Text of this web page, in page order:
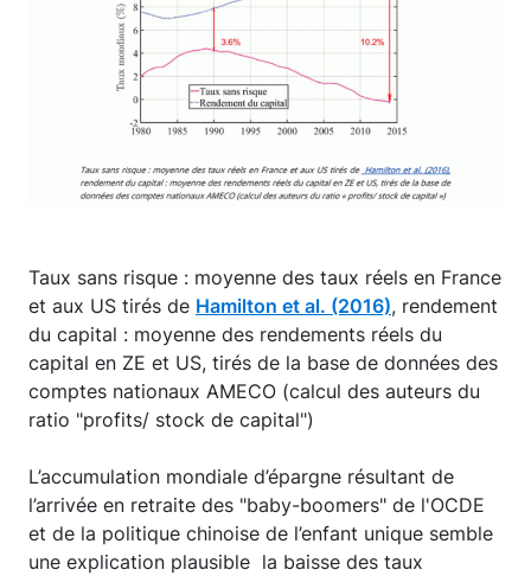
Taux sans risque : moyenne des taux réels en France
et aux US tirés de Hamilton et al. (2016), rendement
du capital : moyenne des rendements réels du
capital en ZE et US, tirés de la base de données des
comptes nationaux AMECO (calcul des auteurs du
ratio "profits/ stock de capital")
L’accumulation mondiale d’épargne résultant de
l’arrivée en retraite des "baby-boomers" de l'OCDE
et de la politique chinoise de l’enfant unique semble
une explication plausible la baisse des taux